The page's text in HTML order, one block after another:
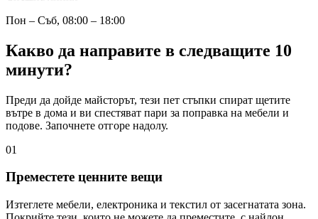
Пон – Съб, 08:00 – 18:00
Какво да направите в следващите 10
минути?
Преди да дойде майсторът, тези пет стъпки спират щетите
вътре в дома и ви спестяват пари за поправка на мебели и
подове. Започнете отгоре надолу.
01
Преместете ценните вещи
Изтеглете мебели, електроника и текстил от засегнатата зона.